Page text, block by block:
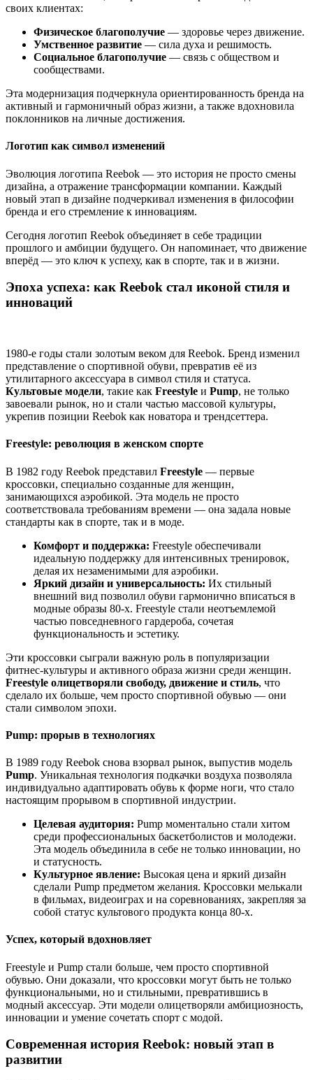
своих клиентах:
Физическое благополучие — здоровье через движение.
Умственное развитие — сила духа и решимость.
Социальное благополучие — связь с обществом и
сообществами.
Эта модернизация подчеркнула ориентированность бренда на
активный и гармоничный образ жизни, а также вдохновила
поклонников на личные достижения.
Логотип как символ изменений
Эволюция логотипа Reebok — это история не просто смены
дизайна, а отражение трансформации компании. Каждый
новый этап в дизайне подчеркивал изменения в философии
бренда и его стремление к инновациям.
Сегодня логотип Reebok объединяет в себе традиции
прошлого и амбиции будущего. Он напоминает, что движение
вперёд — это ключ к успеху, как в спорте, так и в жизни.
Эпоха успеха: как Reebok стал иконой стиля и
инноваций
1980-е годы стали золотым веком для Reebok. Бренд изменил
представление о спортивной обуви, превратив её из
утилитарного аксессуара в символ стиля и статуса.
Культовые модели, такие как Freestyle и Pump, не только
завоевали рынок, но и стали частью массовой культуры,
укрепив позиции Reebok как новатора и трендсеттера.
Freestyle: революция в женском спорте
В 1982 году Reebok представил Freestyle — первые
кроссовки, специально созданные для женщин,
занимающихся аэробикой. Эта модель не просто
соответствовала требованиям времени — она задала новые
стандарты как в спорте, так и в моде.
Комфорт и поддержка: Freestyle обеспечивали
идеальную поддержку для интенсивных тренировок,
делая их незаменимыми для аэробики.
Яркий дизайн и универсальность: Их стильный
внешний вид позволил обуви гармонично вписаться в
модные образы 80-х. Freestyle стали неотъемлемой
частью повседневного гардероба, сочетая
функциональность и эстетику.
Эти кроссовки сыграли важную роль в популяризации
фитнес-культуры и активного образа жизни среди женщин.
Freestyle олицетворяли свободу, движение и стиль, что
сделало их больше, чем просто спортивной обувью — они
стали символом эпохи.
Pump: прорыв в технологиях
В 1989 году Reebok снова взорвал рынок, выпустив модель
Pump. Уникальная технология подкачки воздуха позволяла
индивидуально адаптировать обувь к форме ноги, что стало
настоящим прорывом в спортивной индустрии.
Целевая аудитория: Pump моментально стали хитом
среди профессиональных баскетболистов и молодежи.
Эта модель объединила в себе не только инновации, но
и статусность.
Культурное явление: Высокая цена и яркий дизайн
сделали Pump предметом желания. Кроссовки мелькали
в фильмах, видеоиграх и на соревнованиях, закрепляя за
собой статус культового продукта конца 80-х.
Успех, который вдохновляет
Freestyle и Pump стали больше, чем просто спортивной
обувью. Они доказали, что кроссовки могут быть не только
функциональными, но и стильными, превратившись в
модный аксессуар. Эти модели олицетворяли амбициозность,
инновации и умение сочетать спорт с модой.
Современная история Reebok: новый этап в
развитии